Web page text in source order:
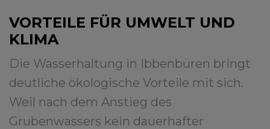
VORTEILE FÜR UMWELT UND
KLIMA
Die Wasserhaltung in Ibbenbüren bringt
deutliche ökologische Vorteile mit sich.
Weil nach dem Anstieg des
Grubenwassers kein dauerhafter